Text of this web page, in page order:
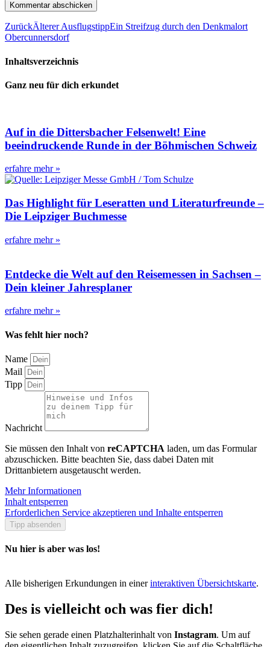
ZurückÄlterer AusflugstippEin Streifzug durch den Denkmalort
Obercunnersdorf
Inhaltsverzeichnis
Ganz neu für dich erkundet
Auf in die Dittersbacher Felsenwelt! Eine
beeindruckende Runde in der Böhmischen Schweiz
erfahre mehr »
Das Highlight für Leseratten und Literaturfreunde –
Die Leipziger Buchmesse
erfahre mehr »
Entdecke die Welt auf den Reisemessen in Sachsen –
Dein kleiner Jahresplaner
erfahre mehr »
Was fehlt hier noch?
Name
Mail
Tipp
Nachricht
Sie müssen den Inhalt von reCAPTCHA laden, um das Formular
abzuschicken. Bitte beachten Sie, dass dabei Daten mit
Drittanbietern ausgetauscht werden.
Mehr Informationen
Inhalt entsperren
Erforderlichen Service akzeptieren und Inhalte entsperren
Tipp absenden
Nu hier is aber was los!
Alle bisherigen Erkundungen in einerinteraktiven Übersichtskarte.
Des is vielleicht och was fier dich!
Sie sehen gerade einen Platzhalterinhalt von Instagram. Um auf